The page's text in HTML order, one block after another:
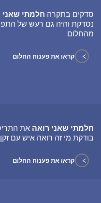
סדקים בתקרה חלמתי שאני
נסדקת והיה גם רעש של
מהחלום
> קראו את פענוח החלום
חלמתי שאני רואה את
בודקת מי זה רואה איש עם
> קראו את פענוח החלום